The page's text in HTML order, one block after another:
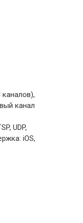
канал
UDP,
iOS,